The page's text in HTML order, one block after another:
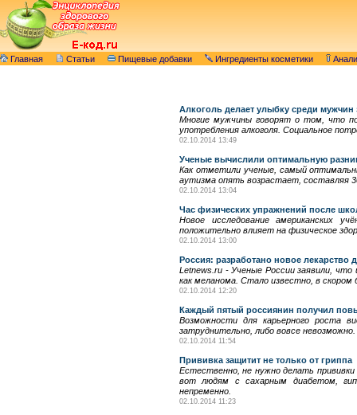
Главная Статьи Пищевые добавки Ингредиенты косметики
Алкоголь делает улыбку среди мужчин
Многие мужчины говорят о том, что
употребления алкоголя. Социальное
02.10.2014 13:49
Ученые вычислили оптимальную
Как отметили ученые, самый
аутизма опять возрастает, составляя
02.10.2014 13:04
Час физических упражнений после
Новое исследование американских
положительно влияет на физическое
02.10.2014 13:00
Россия: разработано новое лекарство
Letnews.ru - Ученые России заявили,
как меланома. Стало известно, в
02.10.2014 12:20
Каждый пятый россиянин получил
Возможности для карьерного роста
затруднительно, либо вовсе
02.10.2014 11:54
Прививка защитит не только от гриппа
Естественно, не нужно делать
вот людям с сахарным диабетом,
непременно.
02.10.2014 11:23